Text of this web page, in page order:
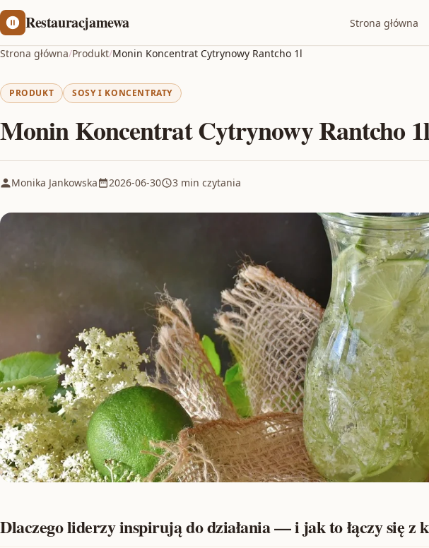
Restauracjamewa Strona główna
Strona główna/Produkt/Monin Koncentrat Cytrynowy Rantcho 1l
PRODUKT SOSY I KONCENTRATY
Monin Koncentrat Cytrynowy Rantcho 1l
Monika Jankowska 2026-06-30 3 min czytania
Dlaczego liderzy inspirują do działania — i jak to łączy się z